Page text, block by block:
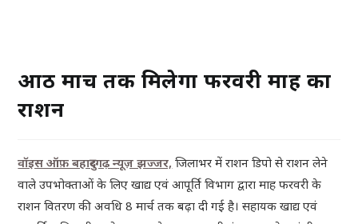
आठ मार्च तक मिलेगा फरवरी माह का
राशन
वॉइस ऑफ़ बहादुरगढ़ न्यूज़ झज्जर, जिलाभर में राशन डिपो से राशन लेने
वाले उपभोक्ताओं के लिए खाद्य एवं आपूर्ति विभाग द्वारा माह फरवरी के
राशन वितरण की अवधि 8 मार्च तक बढ़ा दी गई है। सहायक खाद्य एवं